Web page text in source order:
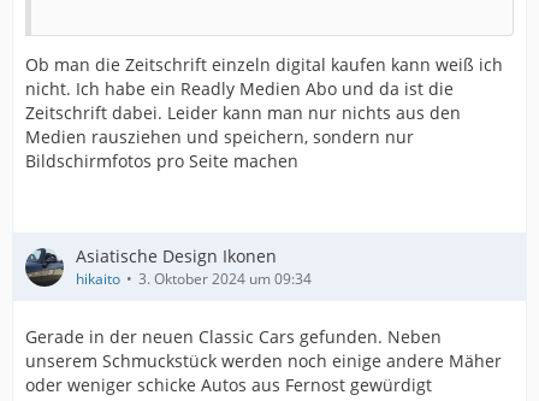
Ob man die Zeitschrift einzeln digital kaufen kann weiß ich
nicht. Ich habe ein Readly Medien Abo und da ist die
Zeitschrift dabei. Leider kann man nur nichts aus den
Medien rausziehen und speichern, sondern nur
Bildschirmfotos pro Seite machen
Asiatische Design Ikonen
hikaito 3. Oktober 2024 um 09:34
Gerade in der neuen Classic Cars gefunden. Neben
unserem Schmuckstück werden noch einige andere Mäher
oder weniger schicke Autos aus Fernost gewürdigt